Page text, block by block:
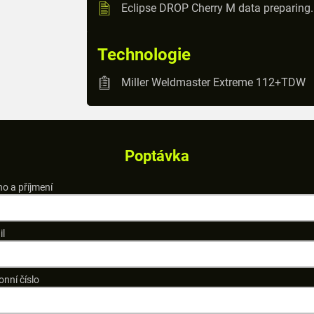
Eclipse DROP Cherry M data
Technologie
Miller Weldmaster Extreme 112+TDW
Poptávka
a příjmení
číslo